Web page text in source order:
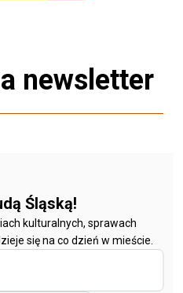
newsletter
Śląską!
kulturalnych, sprawach
się na co dzień w mieście.